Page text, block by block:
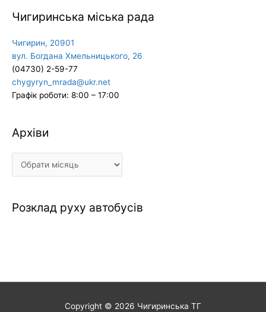
Чигиринська міська рада
Чигирин, 20901
вул. Богдана Хмельницького, 26
(04730) 2-59-77
chygyryn_mrada@ukr.net
Графік роботи: 8:00 – 17:00
Архіви
Архіви
Розклад руху автобусів
Copyright © 2026 Чигиринська ТГ